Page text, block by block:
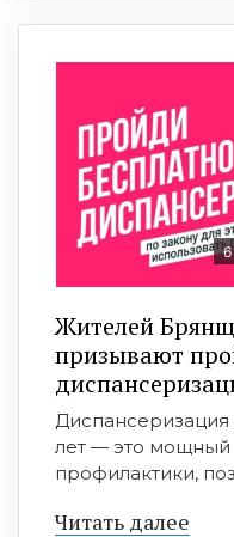
Жителей
призывают
лет — это мощный
профилактики,
Читать далее